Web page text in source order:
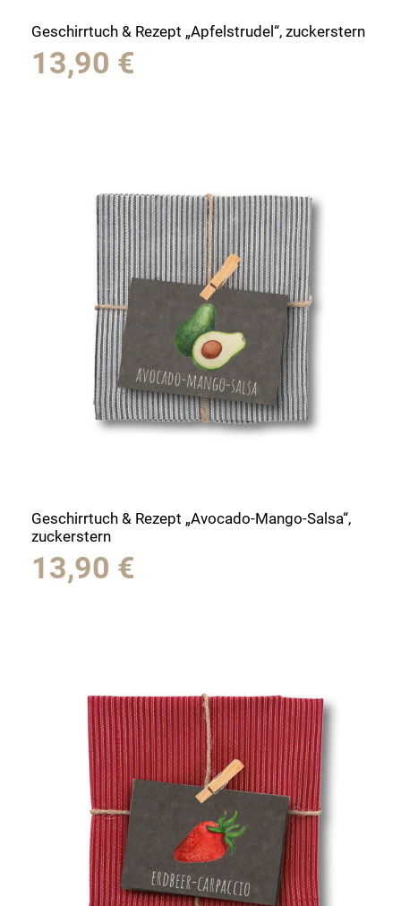
Geschirrtuch & Rezept „Apfelstrudel“, zuckerstern
13,90 €
Geschirrtuch & Rezept „Avocado-Mango-Salsa“,
zuckerstern
13,90 €